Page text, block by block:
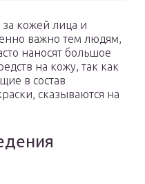
кожей лица и
важно тем людям,
наносят большое
на кожу, так как
в состав
сказываются на